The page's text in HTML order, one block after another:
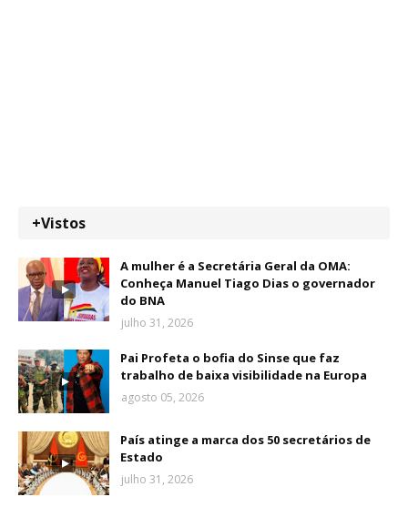
+Vistos
A mulher é a Secretária Geral da OMA:
Conheça Manuel Tiago Dias o governador
do BNA
julho 31, 2026
Pai Profeta o bofia do Sinse que faz
trabalho de baixa visibilidade na Europa
agosto 05, 2026
País atinge a marca dos 50 secretários de
Estado
julho 31, 2026